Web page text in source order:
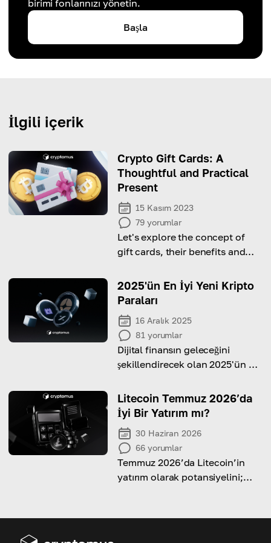
birimi fonlarınızı yönetin.
Başla
İlgili içerik
Crypto Gift Cards: A
Thoughtful and Practical
Present
15 Kasım 2023
79 yorumlar
Let's explore the concept of
gift cards, their benefits and
choice for different occasions
2025'ün En İyi Yeni Kripto
Paraları
16 Aralık 2025
81 yorumlar
Dijital finansın geleceğini
şekillendirecek olan 2025'ün en
keşfedin.
Litecoin Temmuz 2026’da
İyi Bir Yatırım mı?
30 Haziran 2026
66 yorumlar
Temmuz 2026’da Litecoin’in
yatırım olarak potansiyelini;